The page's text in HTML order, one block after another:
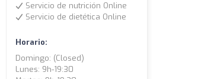
Servicio de nutrición Online
Servicio de dietética Online
Horario:
Domingo: (closed)
Lunes: 9h-19:30